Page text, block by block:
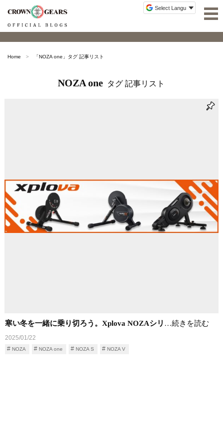
Home 「NOZA one 」タグ 記事リスト
NOZA one タグ 記事リスト
寒い冬を一緒に乗り切ろう。Xplova NOZAシリ …続きを読む
2025/01/22
NOZA NOZA one NOZA S NOZA V